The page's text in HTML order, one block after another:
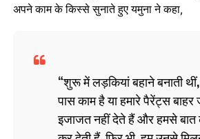
अपने काम के किस्से सुनाते हुए यमुना ने कहा,
शुरू में लड़कियां बहाने बनाती
पास काम है या हमारे पैरेंट्स बाहर
इजाजत नहीं देते हैं और हमसे